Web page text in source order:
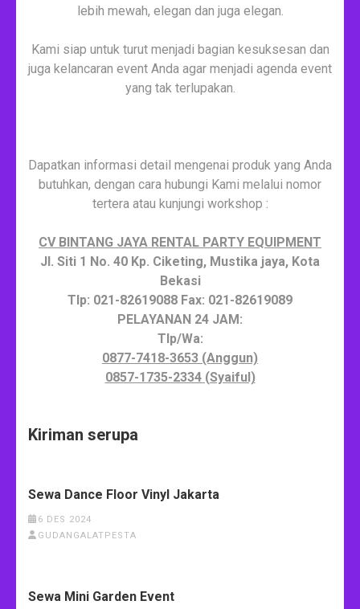
lebih mewah, elegan dan juga elegan.
Kami siap untuk turut menjadi bagian kesuksesan dan
juga kelancaran event Anda agar menjadi agenda event
yang tak terlupakan.
Dapatkan informasi detail mengenai produk yang Anda
butuhkan, dengan cara hubungi Kami melalui nomor
tertera atau kunjungi workshop :
CV BINTANG JAYA RENTAL PARTY EQUIPMENT
Jl. Siti 1 No. 40 Kp. Ciketing, Mustika jaya, Kota
Bekasi
Tlp: 021-82619088 Fax: 021-82619089
PELAYANAN 24 JAM:
Tlp/Wa:
0877-7418-3653 (Anggun)
0857-1735-2334 (Syaiful)
Kiriman serupa
Sewa Dance Floor Vinyl Jakarta
6 DES 2024
GUDANGALATPESTA
Sewa Mini Garden Event